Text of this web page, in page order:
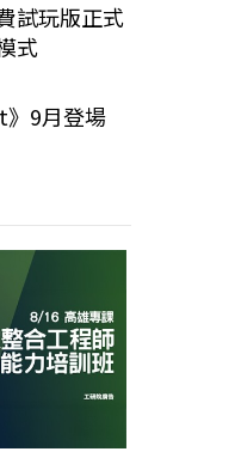
試玩版正式
式
9月登場